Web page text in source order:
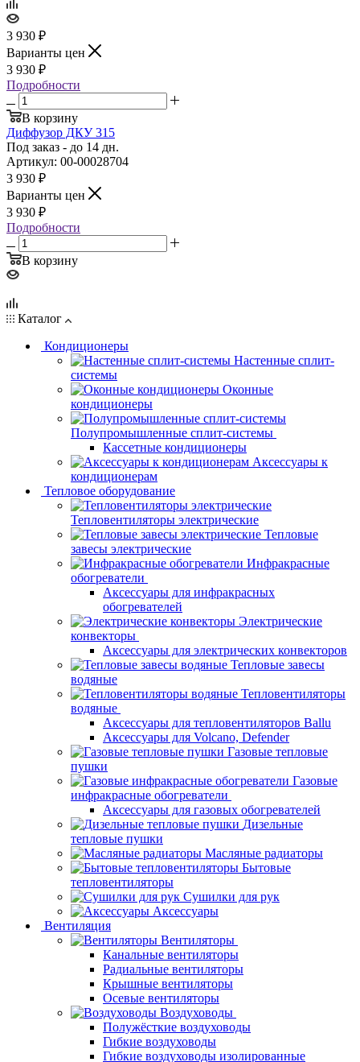
3 930 ₽
Варианты цен
3 930 ₽
Подробности
В корзину
Диффузор ДКУ 315
Под заказ - до 14 дн.
Артикул: 00-00028704
3 930 ₽
Варианты цен
3 930 ₽
Подробности
В корзину
Каталог
Кондиционеры
Настенные сплит-
системы
Оконные
кондиционеры
Полупромышленные сплит-системы
Кассетные кондиционеры
Аксессуары к
кондиционерам
Тепловое оборудование
Тепловентиляторы электрические
Тепловые
завесы электрические
Инфракрасные
обогреватели
Аксессуары для инфракрасных
обогревателей
Электрические
конвекторы
Аксессуары для электрических конвекторов
Тепловые завесы
водяные
Тепловентиляторы
водяные
Аксессуары для тепловентиляторов Ballu
Аксессуары для Volcano, Defender
Газовые тепловые
пушки
Газовые
инфракрасные обогреватели
Аксессуары для газовых обогревателей
Дизельные
тепловые пушки
Масляные радиаторы
Бытовые
тепловентиляторы
Сушилки для рук
Аксессуары
Вентиляция
Вентиляторы
Канальные вентиляторы
Радиальные вентиляторы
Крышные вентиляторы
Осевые вентиляторы
Воздуховоды
Полужёсткие воздуховоды
Гибкие воздуховоды
Гибкие воздуховоды изолированные